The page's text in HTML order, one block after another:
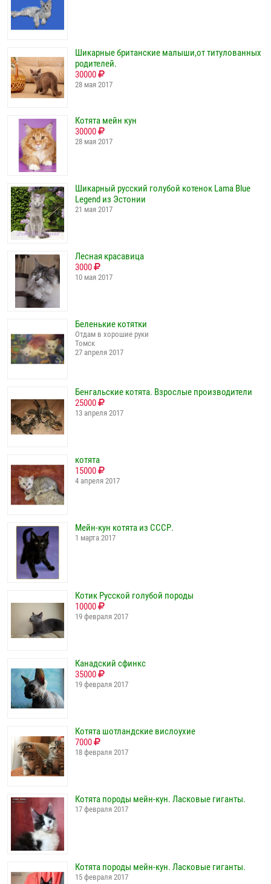
Шикарные британские малыши,от титулованных
родителей.
30000
28 мая 2017
Котята мейн кун
30000
28 мая 2017
Шикарный русский голубой котенок Lama Blue
Legend из Эстонии
21 мая 2017
Лесная красавица
3000
10 мая 2017
Беленькие котятки
Отдам в хорошие руки
Томск
27 апреля 2017
Бенгальские котята. Взрослые производители
25000
13 апреля 2017
котята
15000
4 апреля 2017
Мейн-кун котята из СССР.
1 марта 2017
Котик Русской голубой породы
10000
19 февраля 2017
Канадский сфинкс
35000
19 февраля 2017
Котята шотландские вислоухие
7000
18 февраля 2017
Котята породы мейн-кун. Ласковые гиганты.
17 февраля 2017
Котята породы мейн-кун. Ласковые гиганты.
15 февраля 2017